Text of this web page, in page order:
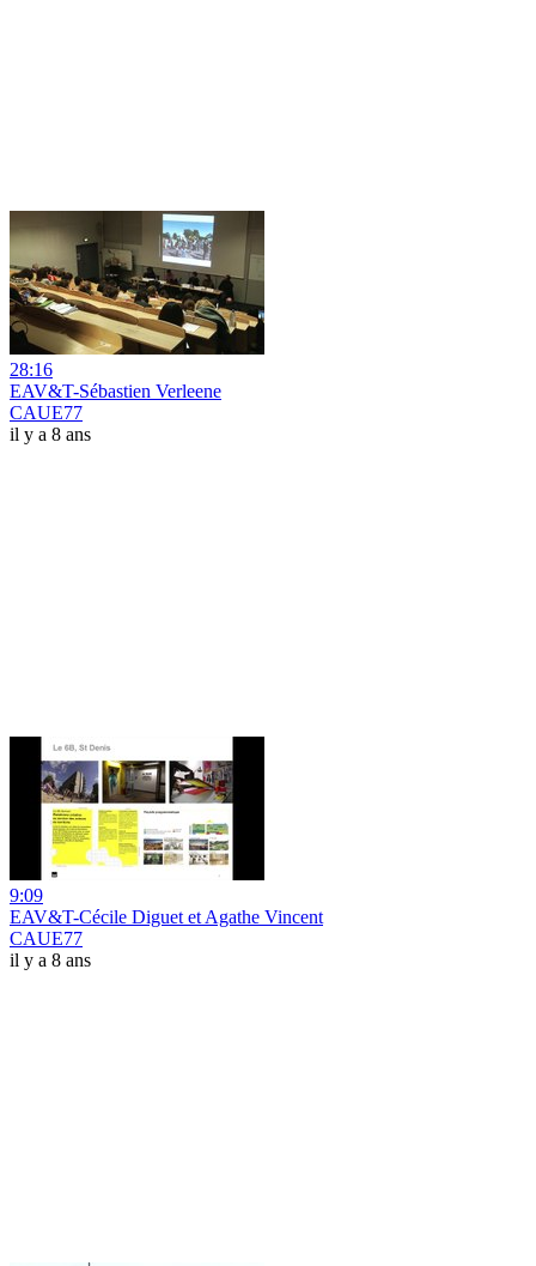
28:16
EAV&T-Sébastien Verleene
CAUE77
il y a 8 ans
9:09
EAV&T-Cécile Diguet et Agathe Vincent
CAUE77
il y a 8 ans